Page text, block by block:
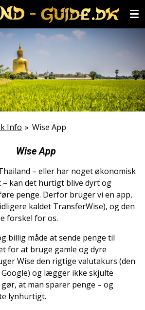
Info » Wise App
Wise App
– eller har noget økonomisk
– kan det hurtigt blive dyrt og
penge. Derfor bruger vi en app,
kaldet TransferWise), og den
forskel for os.
billig måde at sende penge til
for at bruge gamle og dyre
Wise den rigtige valutakurs (den
og lægger ikke skjulte
at man sparer penge – og
lynhurtigt.